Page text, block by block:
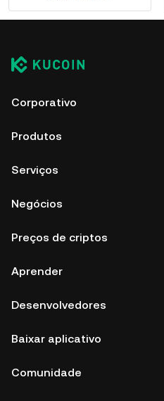
Corporativo
Produtos
Serviços
Negócios
Preços de criptos
Aprender
Desenvolvedores
Baixar aplicativo
Comunidade